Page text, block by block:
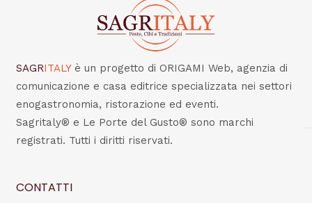
SAGRITALY è un progetto di ORIGAMI Web, agenzia di
comunicazione e casa editrice specializzata nei settori
enogastronomia, ristorazione ed eventi.
Sagritaly® e Le Porte del Gusto® sono marchi
registrati. Tutti i diritti riservati.
CONTATTI